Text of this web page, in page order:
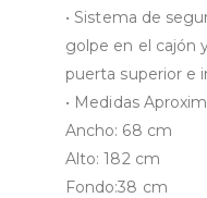
•⁠ ⁠Sistema de
golpe en el cajón
puerta superior e
•⁠ ⁠Medidas
Ancho: 68 cm
Alto: 182 cm
Fondo:38 cm